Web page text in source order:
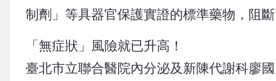
制劑」等具器官保護實證的標準藥物，阻
「無症狀」風險就已升高！
臺北市立聯合醫院內分泌及新陳代謝科廖